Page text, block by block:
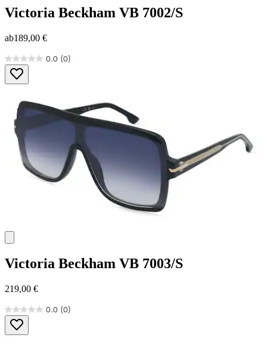
Victoria Beckham VB 7002/S
ab189,00 €
0.0 (0)
0.0
von
5
Victoria Beckham VB 7003/S
219,00 €
0.0 (0)
0.0
von
5